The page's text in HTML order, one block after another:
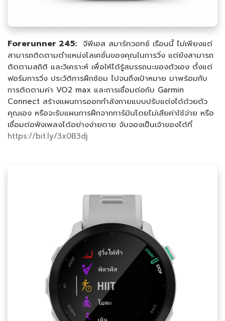
Forerunner 245: จีพีเอส สมาร์ทวอทช์ เรือนนี้ ไม่เพียงแต่
สามารถติดตามตำแหน่งโลเคชั่นของคุณในการวิ่ง แต่ยังสามารถ
ติดตามสถิติ และวิเคราะห์ เพื่อให้ได้รู้สมรรถนะของตัวเอง ตั้งแต่
ฟอร์มการวิ่ง ประวัติการฝึกซ้อม ไปจนถึงเป้าหมาย มาพร้อมกับ
การติดตามค่า VO2 max และการเชื่อมต่อกับ Garmin
Connect สร้างแผนการออกกำลังกายแบบปรับแต่งได้ด้วยตัว
คุณเอง หรือจะรับแผนการฝึกจากการ์มินโดยไม่เสียค่าใช้จ่าย หรือ
เชื่อมต่อฟังเพลงได้อย่างง่ายดาย จับจองเป็นเจ้าของได้ที่
https://bit.ly/3x0B3dj